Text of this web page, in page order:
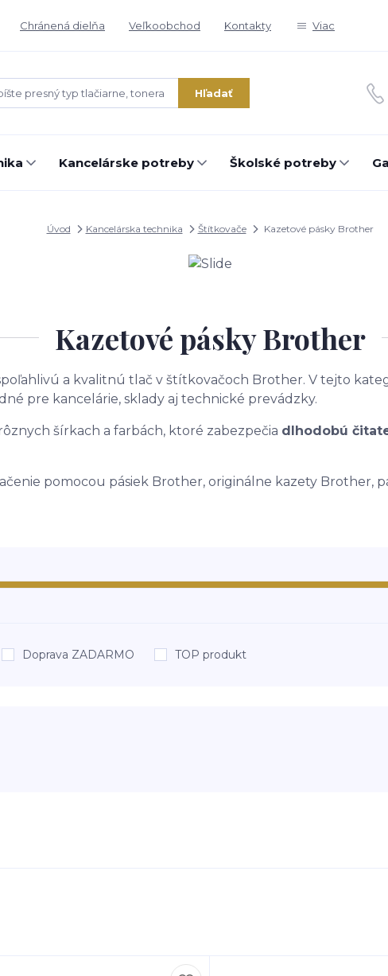
Chránená dielňa Veľkoobchod Kontakty Viac
Hľadať
Kancelárske potreby Školské potreby
Úvod Kancelárska technika Štítkovače Kazetové pásky Brother
Kazetové pásky Brother
a kvalitnú tlač v štítkovačoch Brother. V tejto
pre kancelárie, sklady aj technické prevádzky.
šírkach a farbách, ktoré zabezpečia dlhodobú
pomocou pásiek Brother, originálne kazety Brother,
Doprava ZADARMO TOP produkt